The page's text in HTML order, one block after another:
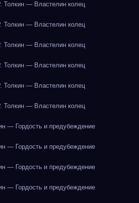
Толкин — Властелин колец
Толкин — Властелин колец
Толкин — Властелин колец
Толкин — Властелин колец
Толкин — Властелин колец
Толкин — Властелин колец
— Гордость и предубеждение
— Гордость и предубеждение
— Гордость и предубеждение
— Гордость и предубеждение